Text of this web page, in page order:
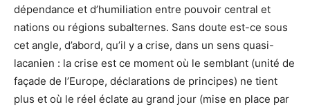
dépendance et d’humiliation entre pouvoir central et
nations ou régions subalternes. Sans doute est-ce sous
cet angle, d’abord, qu’il y a crise, dans un sens quasi-
lacanien : la crise est ce moment où le semblant (unité de
façade de l’Europe, déclarations de principes) ne tient
plus et où le réel éclate au grand jour (mise en place par